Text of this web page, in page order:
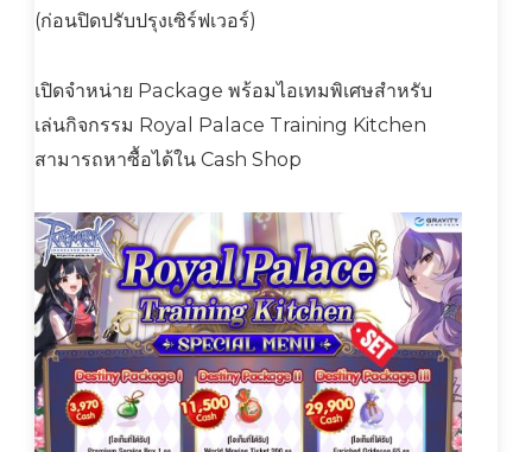
(ก่อนปิดปรับปรุงเซิร์ฟเวอร์)
เปิดจำหน่าย Package พร้อมไอเทมพิเศษสำหรับ
เล่นกิจกรรม Royal Palace Training Kitchen
สามารถหาซื้อได้ใน Cash Shop